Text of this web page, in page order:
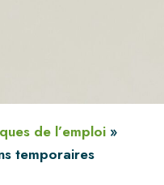
de l’emploi »
temporaires